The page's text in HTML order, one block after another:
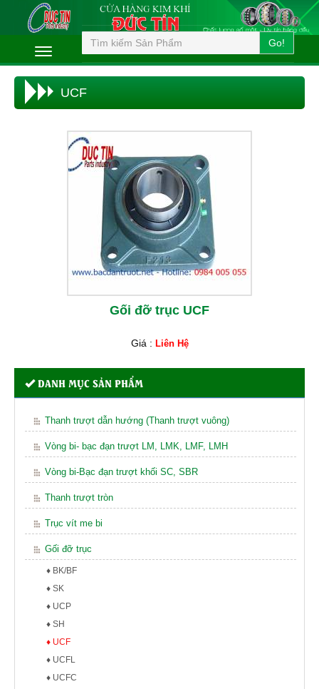
Go!
UCF
Gối đỡ trục UCF
Giá : Liên Hệ
DANH MỤC SẢN PHẨM
Thanh trượt dẫn hướng (Thanh trượt vuông)
Vòng bi- bạc đạn trượt LM, LMK, LMF, LMH
Vòng bi-Bạc đạn trượt khối SC, SBR
Thanh trượt tròn
Trục vít me bi
Gối đỡ trục
♦ BK/BF
♦ SK
♦ UCP
♦ SH
♦ UCF
♦ UCFL
♦ UCFC